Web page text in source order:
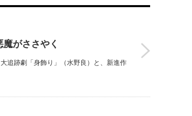
がささやく
跡劇「身飾り」（水野良）と、新進作